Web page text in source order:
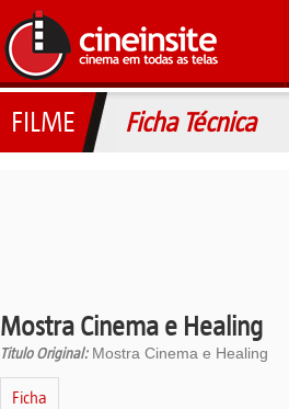
FILME Ficha Técnica
Mostra Cinema e Healing
Titulo Original:Mostra Cinema e Healing
Ficha